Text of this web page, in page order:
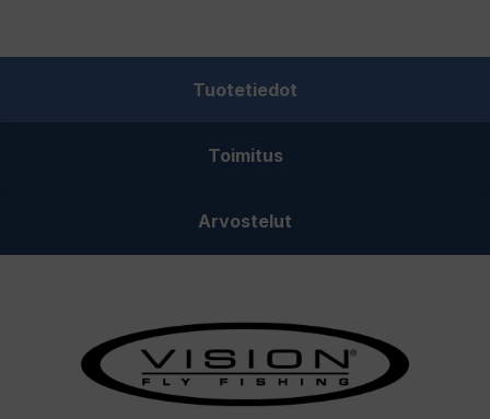
mittanauha
Tuotetiedot
Toimitus
Arvostelut